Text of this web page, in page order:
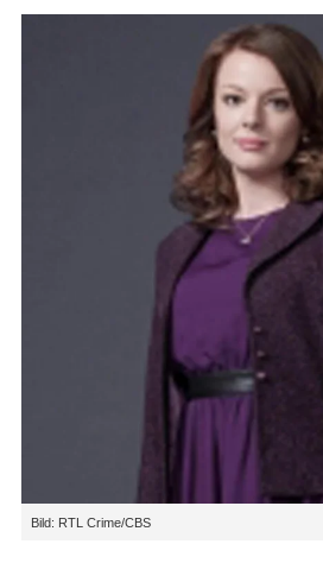
Bild: RTL Crime/CBS